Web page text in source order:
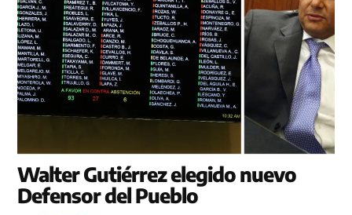
Walter Gutiérrez elegido nuevo
Defensor del Pueblo